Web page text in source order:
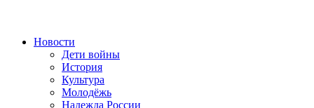
Новости
Дети войны
История
Культура
Молодёжь
Надежда России